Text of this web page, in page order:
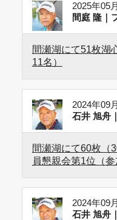
2025年05
間庭 隆｜
間瀬湖にて51枚湖
11名）
2024年09
石井 旭舟
間瀬湖にて60枚（
員懇親会第1位（参
2024年09
石井 旭舟